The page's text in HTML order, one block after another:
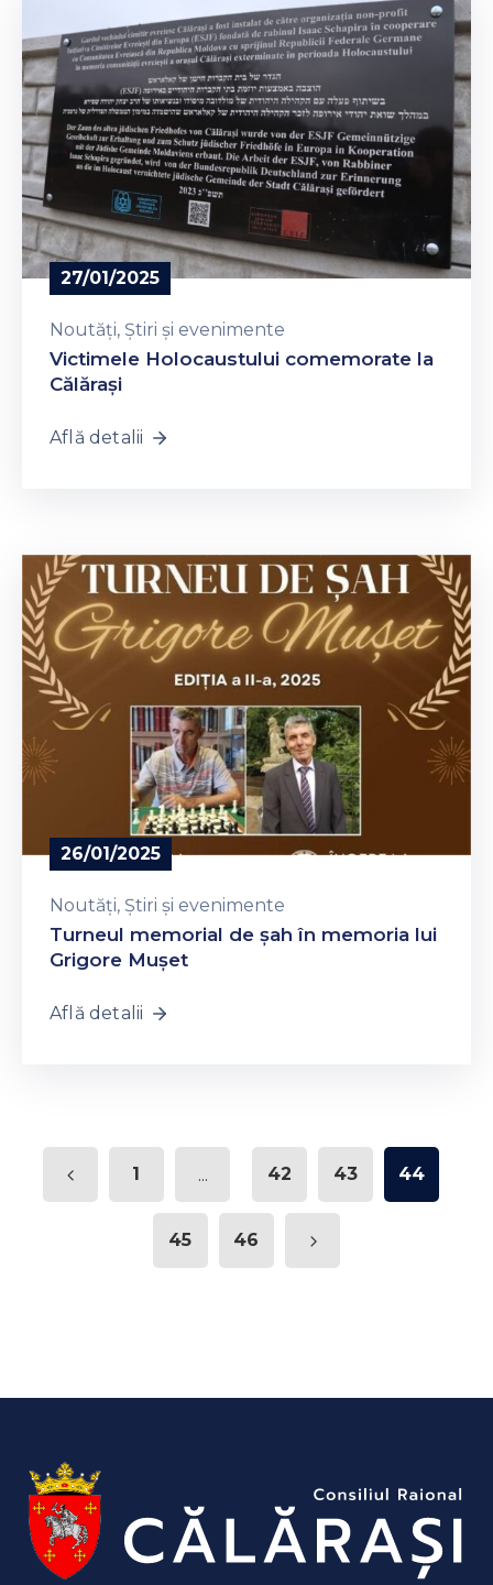
27/01/2025
Noutăți‚ Știri și evenimente
Victimele Holocaustului comemorate la
Călărași
Află detalii
26/01/2025
Noutăți‚ Știri și evenimente
Turneul memorial de șah în memoria lui
Grigore Mușet
Află detalii
1 ... 42 43 44
45 46